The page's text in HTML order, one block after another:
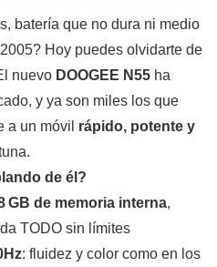
batería que no dura ni medio
Hoy puedes olvidarte de
nuevo DOOGEE N55 ha
y ya son miles los que
a un móvil rápido, potente y
de él?
GB de memoria interna,
TODO sin límites
: fluidez y color como en los